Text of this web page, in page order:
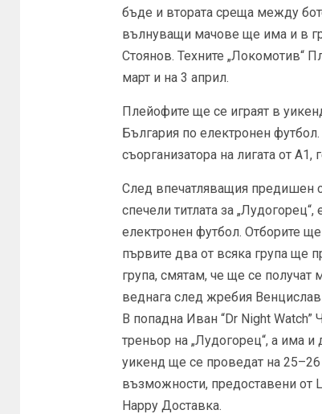
бъде и втората среща между
вълнуващи мачове ще има и в
Стоянов. Техните „Локомотив“
март и на 3 април.
Плейофите ще се играят в
България по електронен
съорганизатора на лигата от A1,
След впечатляващия предишен
спечели титлата за
електронен футбол. Отборите
първите два от всяка група ще
група, смятам, че ще се получат
веднага след жребия
В попадна Иван “Dr Night
треньор на „Лудогорец“, а има
уикенд ще се проведат на 25–26
възможности, предоставени от
Happy Доставка.